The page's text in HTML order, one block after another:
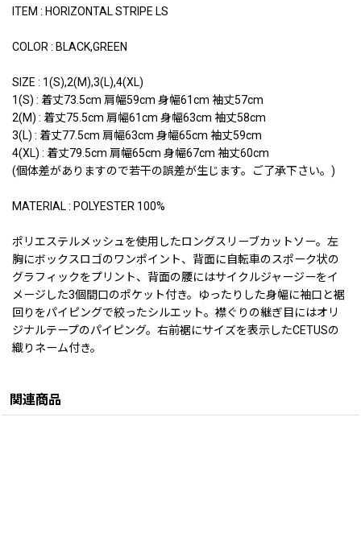
ITEM : HORIZONTAL STRIPE LS
COLOR : BLACK,GREEN
SIZE : 1(S),2(M),3(L),4(XL)
1(S) : 着丈73.5cm 肩幅59cm 身幅61cm 袖丈57cm
2(M) : 着丈75.5cm 肩幅61cm 身幅63cm 袖丈58cm
3(L) : 着丈77.5cm 肩幅63cm 身幅65cm 袖丈59cm
4(XL) : 着丈79.5cm 肩幅65cm 身幅67cm 袖丈60cm
(個体差がありますので若干の誤差が生じます。ご了承下さい。)
MATERIAL : POLYESTER 100%
ポリエステルメッシュを使用したロングスリーブカットソー。左
胸にボックスロゴのワンポイント、背面に自転車のスポーク状の
グラフィックをプリント、背面の腰にはサイクルジャージーをイ
メージした3個間口のポケット付き。ゆったりした身幅に袖口と裾
回りをパイピングで絞ったシルエット。襟ぐりの継ぎ目にはオリ
ジナルテープのパイピング。右前裾にサイズを表示したCETUSの
織りネーム付き。
関連商品